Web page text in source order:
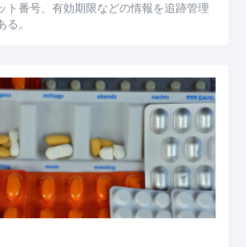
ト番号、有効期限などの情報を追跡管理
る。